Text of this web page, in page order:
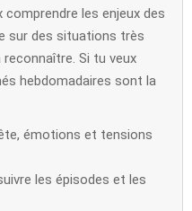
comprendre les enjeux des
sur des situations très
Si tu veux
hebdomadaires sont la
émotions et tensions
les épisodes et les